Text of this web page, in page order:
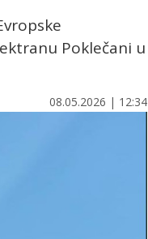
Poklečani u
08.05.2026 | 12:34